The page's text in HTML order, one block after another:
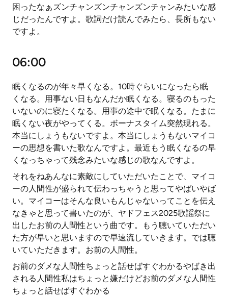
困ったなぁズンチャンズンチャンズンチャンみたいな感
じだったんですよ。歌詞だけ読んでみたら、長所もない
ですよ。
06:00
眠くなるのが年々早くなる。10時ぐらいになったら眠
くなる。用事ない日もなんだか眠くなる。寝るのもった
いないのに寝たくなる。用事の途中で眠くなる。たまに
眠くない夜がやってくる。ボーナスタイム突然現れる。
本当にしょうもないですよ。本当にしょうもないマイコ
ーの思想を書いた歌なんですよ。最近もう眠くなるの早
くなっちゃって残念みたいな感じの歌なんですよ。
それをねあんなに素敵にしていただいたことで、マイコ
ーの人間性が盛られて伝わっちゃうと思ってやばいやば
い。マイコーはそんな良いもんじゃないってことを伝え
なきゃと思って書いたのが、ヤドフェス2025歌謡祭に
出したお前の人間性という曲です。もう聴いていただい
た方が早いと思いますので早速流していきます。では聴
いていただきます。お前の人間性。
お前のダメな人間性ちょっと話せばすぐわかるやばき出
される人間性私はちょっと嫌だけどお前のダメな人間性
ちょっと話せばすぐわかる